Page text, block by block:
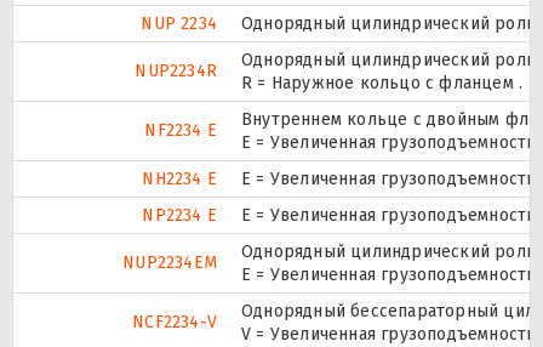
NUP 2234
Однорядный цилиндрический
NUP2234R
Однорядный цилиндрический
R = Наружное кольцо с фланцем .
NF2234 E
Внутреннем кольце с двойным
Е = Увеличенная грузоподъемность.
NH2234 E
Е = Увеличенная грузоподъемность.
NP2234 E
Е = Увеличенная грузоподъемность.
NUP2234EM
Однорядный цилиндрический
E = Увеличенная
NCF2234-V
Однорядный бессепараторный
V = Увеличенная